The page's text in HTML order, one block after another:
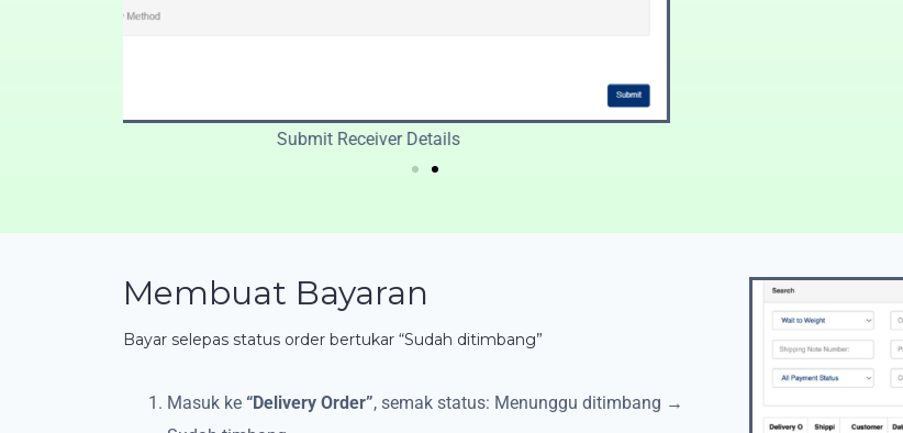
Membuat Bayaran
Bayar selepas status order bertukar “Sudah ditimbang”
Masuk ke “Delivery Order”, semak status: Menunggu ditimbang →